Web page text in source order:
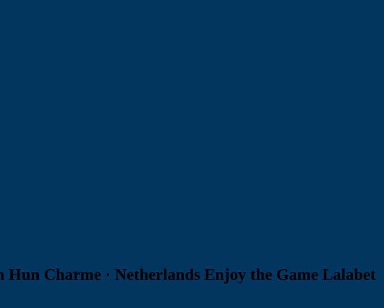
Charme · Netherlands Enjoy the Game Lalabet